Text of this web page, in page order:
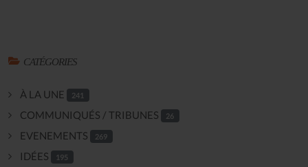
CATÉGORIES
À LA UNE 241
COMMUNIQUÉS / TRIBUNES 26
EVENEMENTS 269
IDÉES 195